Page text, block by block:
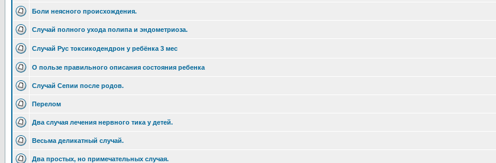
Боли неясного происхождения.
Случай полного ухода полипа и эндометриоза.
Случай Рус токсикодендрон у ребёнка 3 мес
О пользе правильного описания состояния ребенка
Случай Сепии после родов.
Перелом
Два случая лечения нервного тика у детей.
Весьма деликатный случай.
Два простых, но примечательных случая.